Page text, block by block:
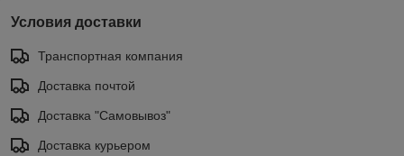
Условия доставки
Транспортная компания
Доставка почтой
Доставка "Самовывоз"
Доставка курьером